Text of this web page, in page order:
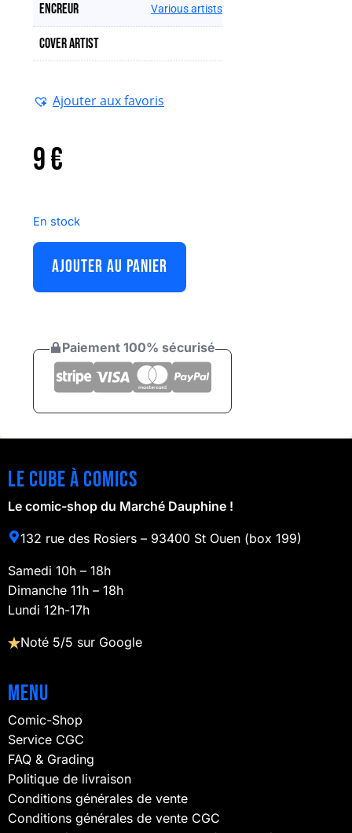
Encreur Various artists
Cover artist
Ajouter aux favoris
9€
En stock
AJOUTER AU PANIER
Paiement 100% sécurisé
Le cube à comics
Le comic-shop du Marché Dauphine !
132 rue des Rosiers – 93400 St Ouen (box 199)
Samedi 10h – 18h
Dimanche 11h – 18h
Lundi 12h-17h
Noté 5/5 sur Google
Menu
Comic-Shop
Service CGC
FAQ & Grading
Politique de livraison
Conditions générales de vente
Conditions générales de vente CGC